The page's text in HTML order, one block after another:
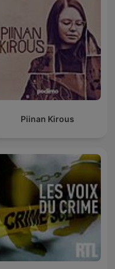
Piinan Kirous